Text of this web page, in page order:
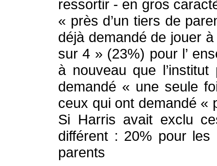
ressortir - en gros
« près d’un tiers de
déjà demandé de jouer
sur 4 » (23%) pour l’
à nouveau que
demandé « une seule
ceux qui ont demandé «
Si Harris avait exclu
différent : 20% pour les
parents